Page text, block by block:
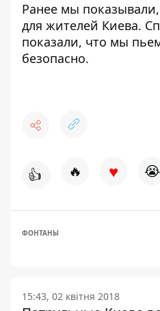
Ранее мы показывали,
для жителей Киева.
показали, что мы
безопасно.
👍 🔥 ♥ 😭
ФОНТАНЫ
15:43, 02 квітня 2018